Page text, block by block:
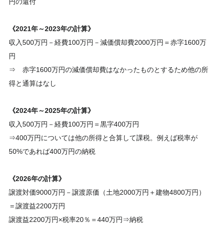
《2021年～2023年の計算》
収入500万円－経費100万円－減価償却費2000万円＝赤字1600万
円
⇒ 赤字1600万円の減価償却費はなかったものとするため他の所
得と通算はなし
《2024年～2025年の計算》
収入500万円－経費100万円＝黒字400万円
⇒400万円については他の所得と合算して課税。例えば税率が
50%であれば400万円の納税
《2026年の計算》
譲渡対価9000万円－譲渡原価（土地2000万円＋建物4800万円）
＝譲渡益2200万円
譲渡益2200万円×税率20％＝440万円⇒納税